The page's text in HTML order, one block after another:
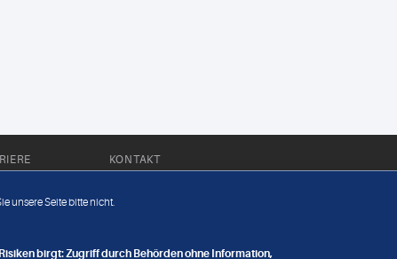
KONTAKT
Datenschutz
unsere Seite bitte nicht.
birgt: Zugriff durch Behörden ohne Information,